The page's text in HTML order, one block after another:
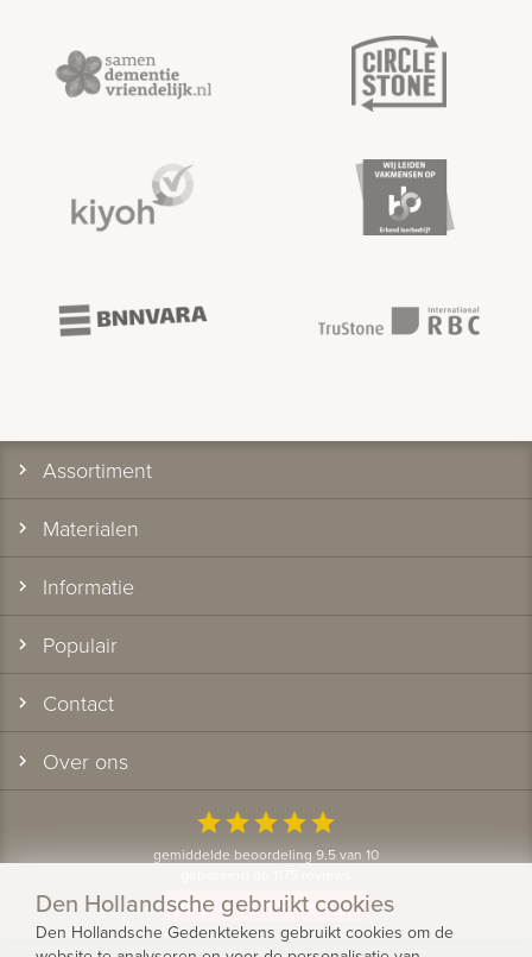
Assortiment
Materialen
Informatie
Populair
Contact
Over ons
starstarstarstarstar
gemiddelde beoordeling 9.5 van 10
Bekijk alle klantervaringen
Den Hollandsche gebruikt cookies
Den Hollandsche Gedenktekens gebruikt cookies om de